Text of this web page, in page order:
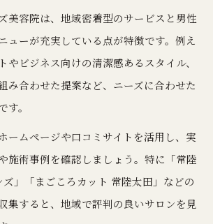
美容院は、地域密着型のサービスと男性
ューが充実している点が特徴です。例え
やビジネス向けの清潔感あるスタイル、
み合わせた提案など、ニーズに合わせた
。
ームページや口コミサイトを活用し、実
施術事例を確認しましょう。特に「常陸
」「まごころカット 常陸太田」などの
集すると、地域で評判の良いサロンを見